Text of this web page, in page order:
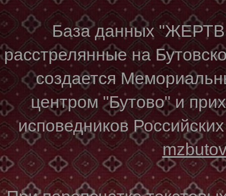
База данных
расстрелянные на
создается
центром "Бутово" и
исповедников